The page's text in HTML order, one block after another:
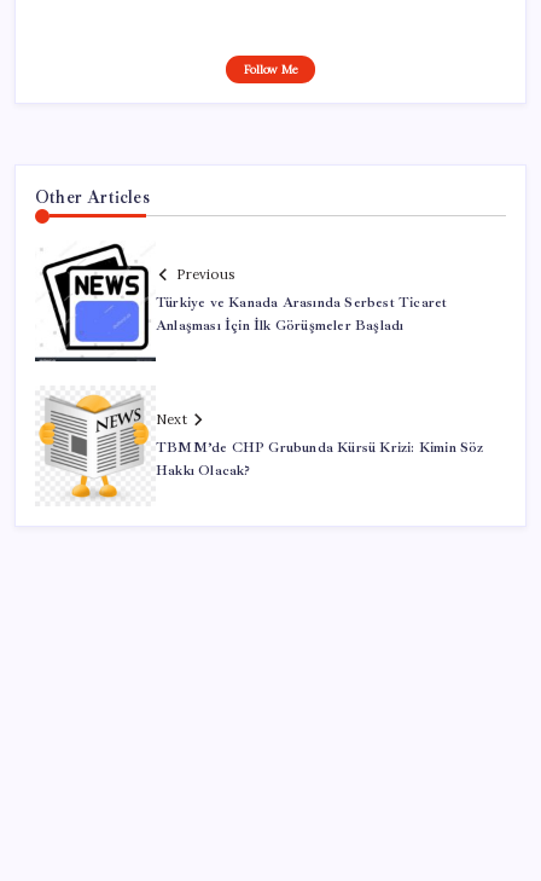
Follow Me
Other Articles
Previous
Türkiye ve Kanada Arasında Serbest Ticaret
Anlaşması İçin İlk Görüşmeler Başladı
Next
TBMM’de CHP Grubunda Kürsü Krizi: Kimin Söz
Hakkı Olacak?